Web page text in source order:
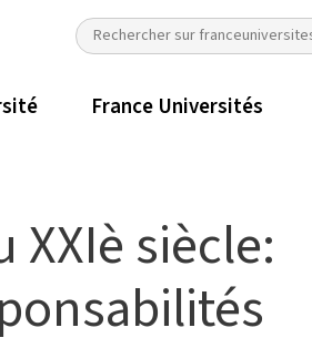
France Universités
siècle: